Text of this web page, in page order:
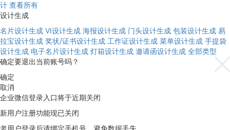
计 查看所有
设计生成
名片设计生成 VI设计生成 海报设计生成 门头设计生成 包装设计生成 易
拉宝设计生成 奖状/证书设计生成 工作证设计生成 菜单设计生成 手提袋
设计生成 电子名片设计生成 灯箱设计生成 邀请函设计生成 全部类型
确定要退出当前账号吗？
确定
取消
企业微信登录入口将于近期关闭
新用户注册功能现已关闭